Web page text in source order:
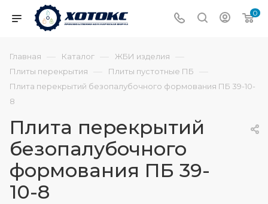
0
Главная — Каталог — ЖБИ изделия —
Плиты перекрытия — Плиты пустотные ПБ —
Плита перекрытий безопалубочного формования ПБ 39-10-
8
Плита перекрытий
безопалубочного
формования ПБ 39-
10-8